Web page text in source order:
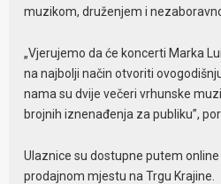
muzikom, druženjem i
„Vjerujemo da će koncerti Marka
na najbolji način otvoriti
nama su dvije večeri vrhunske
brojnih iznenađenja za publiku”,
Ulaznice su dostupne putem
prodajnom mjestu na Trgu Krajine.